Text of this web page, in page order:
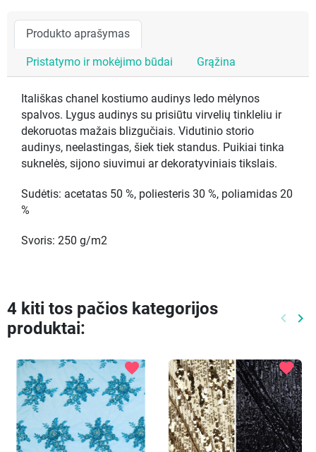
Produkto aprašymas
Pristatymo ir mokėjimo būdai Grąžina
Itališkas chanel kostiumo audinys ledo mėlynos
spalvos. Lygus audinys su prisiūtu virvelių tinkleliu ir
dekoruotas mažais blizgučiais. Vidutinio storio
audinys, neelastingas, šiek tiek standus. Puikiai tinka
suknelės, sijono siuvimui ar dekoratyviniais tikslais.
Sudėtis: acetatas 50 %, poliesteris 30 %, poliamidas 20
%
Svoris: 250 g/m2
4 kiti tos pačios kategorijos
produktai:
keyboard_arrow_left keyboard_arrow_right
favorite favorite